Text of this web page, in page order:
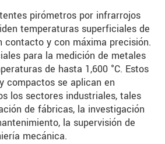
pirómetros por infrarrojos
temperaturas superficiales de
contacto y con máxima precisión.
para la medición de metales
de hasta 1,600 °C. Estos
compactos se aplican en
los sectores industriales, tales
de fábricas, la investigación
la supervisión de
mecánica.
confidentially. Please read our
.